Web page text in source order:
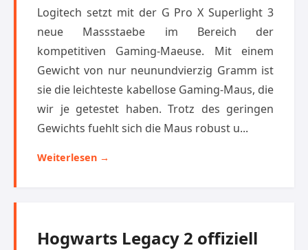
Logitech setzt mit der G Pro X Superlight 3
neue Massstaebe im Bereich der
kompetitiven Gaming-Maeuse. Mit einem
Gewicht von nur neunundvierzig Gramm ist
sie die leichteste kabellose Gaming-Maus, die
wir je getestet haben. Trotz des geringen
Gewichts fuehlt sich die Maus robust u...
Weiterlesen →
Hogwarts Legacy 2 offiziell